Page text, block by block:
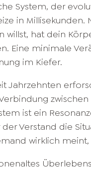
System, der
in Millisekunden.
willst, hat dein
Eine minimale
im Kiefer.
Jahrzehnten
ist ein
Verstand die
wirklich meint,